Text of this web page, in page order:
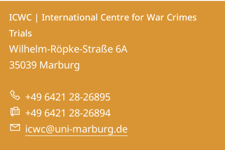
Kontakt
und
Informationen
zur
Website
Kontaktinformationen
ICWC
|
International
for
War
Crimes
Trials
ICWC | International Centre for War Crimes
Trials
Wilhelm-Röpke-Straße 6A
35039 Marburg
+49 6421 28-26895
+49 6421 28-26894
icwc@uni-marburg.de